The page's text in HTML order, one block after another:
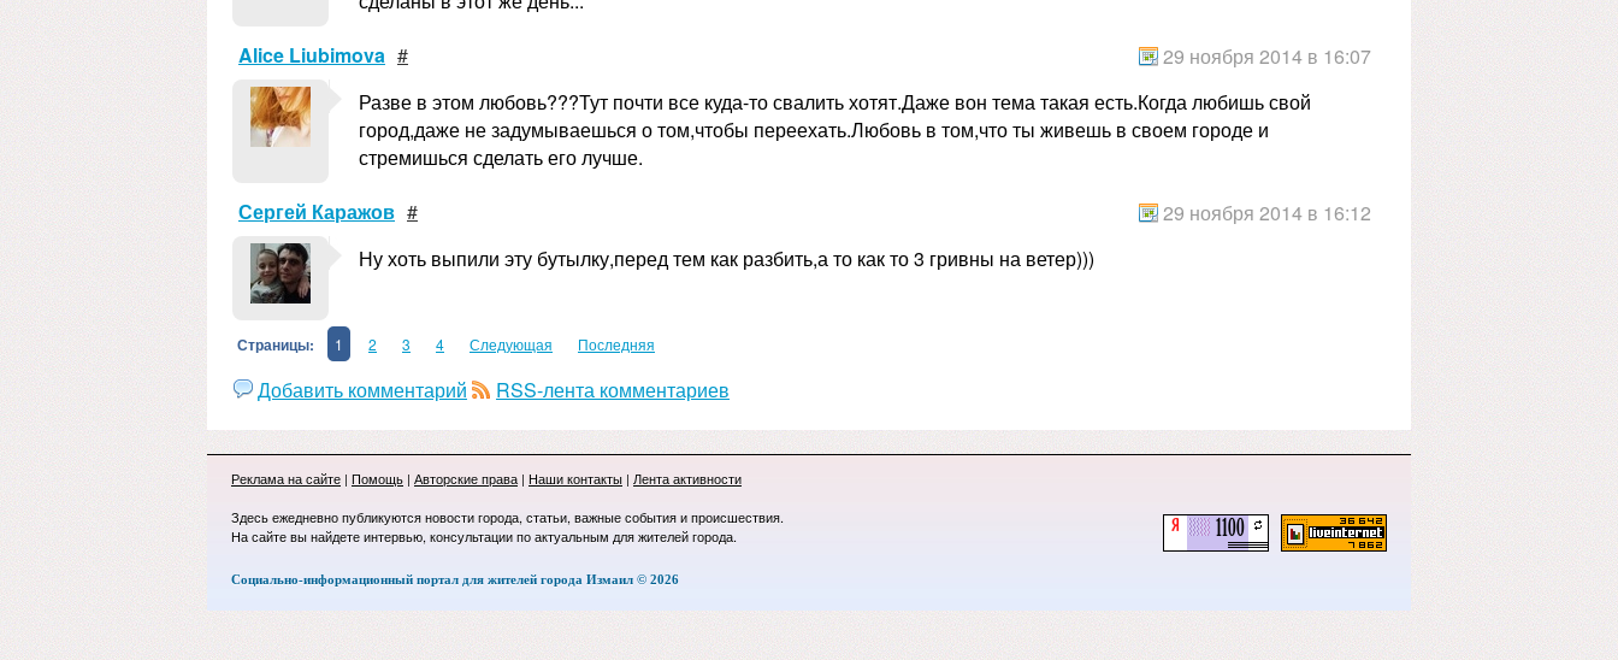
Alice Liubimova #
29 ноября 2014 в 16:07
Разве в этом любовь???Тут почти все куда-то свалить хотят.Даже вон тема такая есть.Когда любишь свой
город,даже не задумываешься о том,чтобы переехать.Любовь в том,что ты живешь в своем городе и
стремишься сделать его лучше.
Сергей Каражов #
29 ноября 2014 в 16:12
Ну хоть выпили эту бутылку,перед тем как разбить,а то как то 3 гривны на ветер)))
Страницы: 1 2 3 4 Следующая Последняя
Добавить комментарий RSS-лента комментариев
Реклама на сайте | Помощь | Авторские права | Наши контакты | Лента активности
Здесь ежедневно публикуются новости города, статьи, важные события и происшествия.
На сайте вы найдете интервью, консультации по актуальным для жителей города.
Социально-информационный портал для жителей города Измаил © 2026